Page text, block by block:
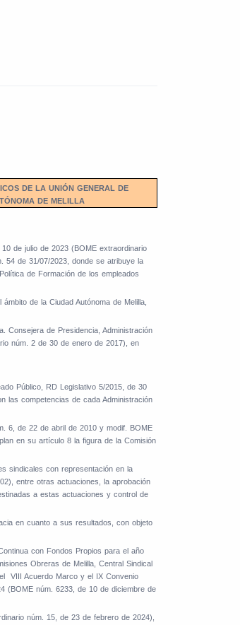
DE LA UNIÓN GENERAL DE
DE MELILLA
de julio de 2023 (BOME extraordinario
54 de 31/07/2023, donde se atribuye la
de Formación de los empleados
de la Ciudad Autónoma de Melilla,
Consejera de Presidencia, Administración
núm. 2 de 30 de enero de 2017), en
Público, RD Legislativo 5/2015, de 30
las competencias de cada Administración
6, de 22 de abril de 2010 y modif. BOME
en su artículo 8 la figura de la Comisión
sindicales con representación en la
entre otras actuaciones, la aprobación
a estas actuaciones y control de
en cuanto a sus resultados, con objeto
con Fondos Propios para el año
Obreras de Melilla, Central Sindical
VIII Acuerdo Marco y el IX Convenio
(BOME núm. 6233, de 10 de diciembre de
núm. 15, de 23 de febrero de 2024),